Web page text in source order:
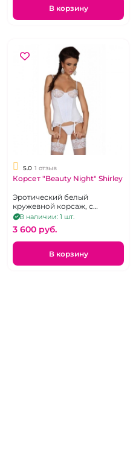
В корзину
5.0 1 отзыв
Корсет "Beauty Night" Shirley
Эротический белый
кружевной корсаж, с
трусиками, р. 38-46
В наличии: 1 шт.
3 600 pуб.
В корзину